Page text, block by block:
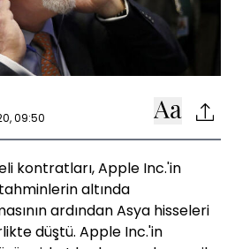
09:50
kontratları, Apple Inc.'in
altında
ardından Asya hisseleri
düştü. Apple Inc.'in